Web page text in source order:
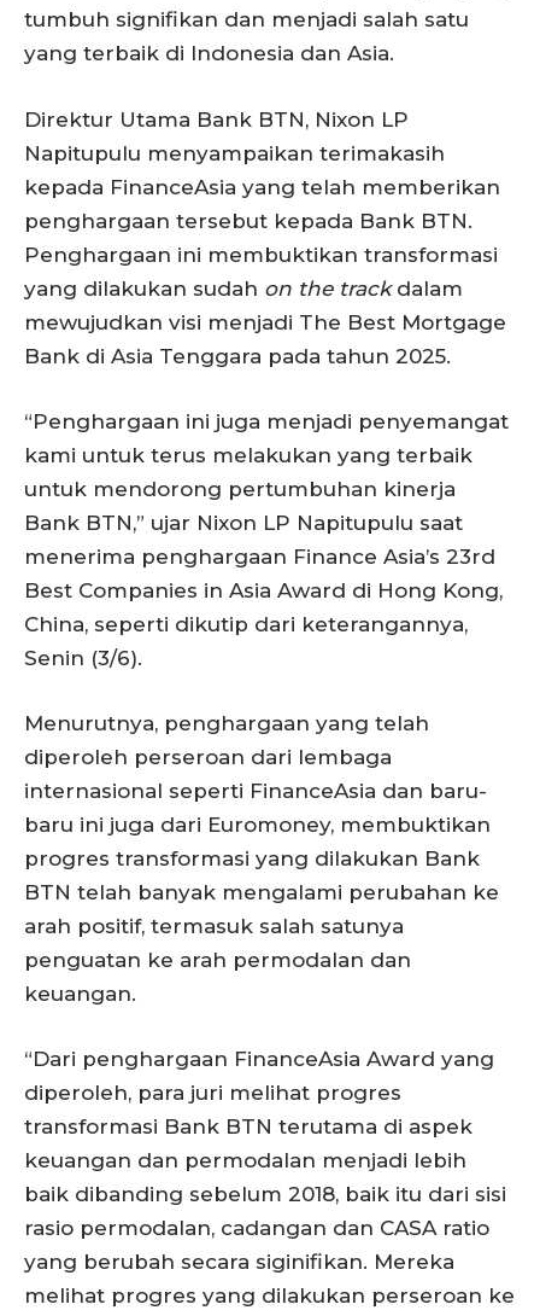
tumbuh signifikan dan menjadi salah satu
yang terbaik di Indonesia dan Asia.
Direktur Utama Bank BTN, Nixon LP
Napitupulu menyampaikan terimakasih
kepada FinanceAsia yang telah memberikan
penghargaan tersebut kepada Bank BTN.
Penghargaan ini membuktikan transformasi
yang dilakukan sudah on the trackdalam
mewujudkan visi menjadi The Best Mortgage
Bank di Asia Tenggara pada tahun 2025.
“Penghargaan ini juga menjadi penyemangat
kami untuk terus melakukan yang terbaik
untuk mendorong pertumbuhan kinerja
Bank BTN,” ujar Nixon LP Napitupulu saat
menerima penghargaan Finance Asia’s 23rd
Best Companies in Asia Award di Hong Kong,
China, seperti dikutip dari keterangannya,
Senin (3/6).
Menurutnya, penghargaan yang telah
diperoleh perseroan dari lembaga
internasional seperti FinanceAsia dan baru-
baru ini juga dari Euromoney, membuktikan
progres transformasi yang dilakukan Bank
BTN telah banyak mengalami perubahan ke
arah positif, termasuk salah satunya
penguatan ke arah permodalan dan
keuangan.
“Dari penghargaan FinanceAsia Award yang
diperoleh, para juri melihat progres
transformasi Bank BTN terutama di aspek
keuangan dan permodalan menjadi lebih
baik dibanding sebelum 2018, baik itu dari sisi
rasio permodalan, cadangan dan CASA ratio
yang berubah secara siginifikan. Mereka
melihat progres yang dilakukan perseroan ke